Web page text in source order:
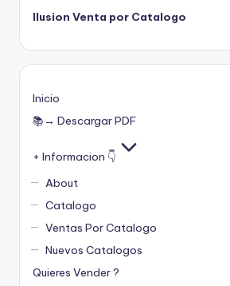
Ilusion Venta por Catalogo
Inicio
📚→ Descargar PDF
+ Informacion 👇
About
Catalogo
Ventas Por Catalogo
Nuevos Catalogos
Quieres Vender ?